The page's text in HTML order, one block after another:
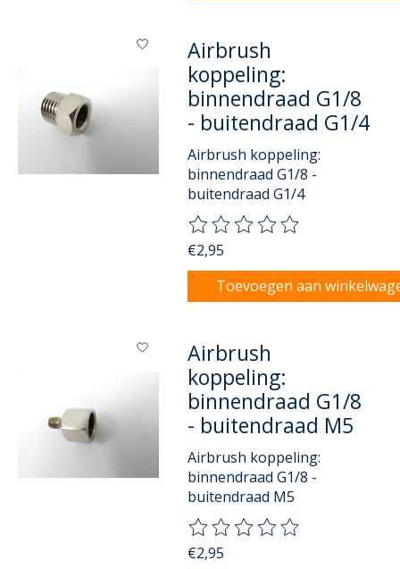
Airbrush
koppeling:
binnendraad G1/8
- buitendraad G1/4
Airbrush koppeling:
binnendraad G1/8 -
buitendraad G1/4
De beoordeling van dit
€2,95
Toevoegen aan
Airbrush
koppeling:
binnendraad G1/8
- buitendraad M5
Airbrush koppeling:
binnendraad G1/8 -
buitendraad M5
De beoordeling van dit
€2,95